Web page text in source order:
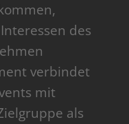
des
verbindet
mit
als